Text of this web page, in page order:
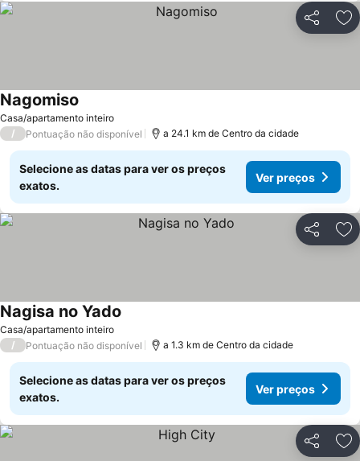
Partilhar
Casa/apartamento inteiro
Nagomiso
/ Pontuação não disponível a 24.1 km de Centro da cidade
Selecione as datas para ver os preços
exatos.
Ver preços
Partilhar
Casa/apartamento inteiro
Nagisa no Yado
/ Pontuação não disponível a 1.3 km de Centro da cidade
Selecione as datas para ver os preços
exatos.
Ver preços
Partilhar